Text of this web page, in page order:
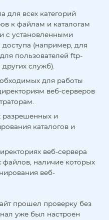
для всех категорий
к файлам и каталогам
с установленными
(например, для
пользователей ftp-
служб).
для работы
веб-серверов
разрешенных и
каталогов и
веб-сервера
файлов, наличие которых
веб-
прошел проверку без
уже был настроен